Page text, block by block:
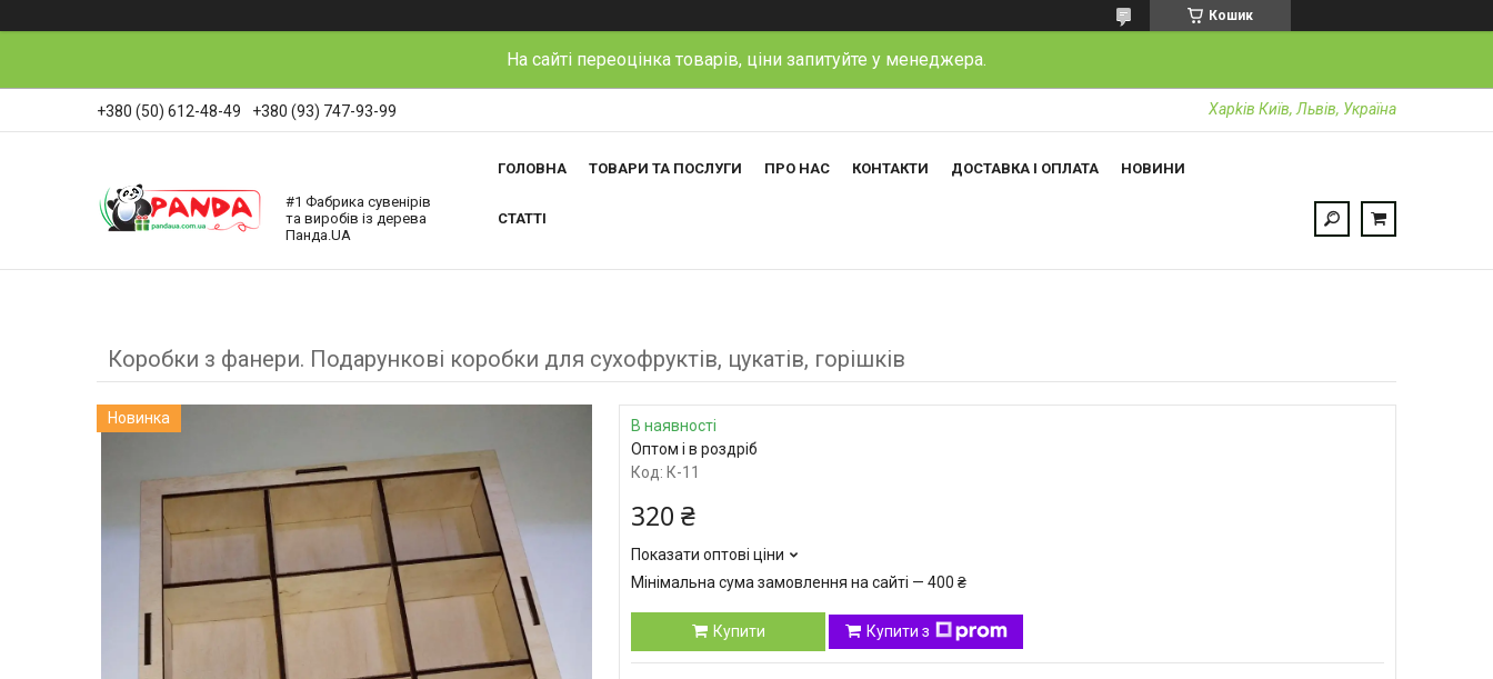
Кошик
На сайті переоцінка товарів, ціни запитуйте у менеджера.
+380 (50) 612-48-49 +380 (93) 747-93-99 Харkiв Київ, Львів, Україна
#1 Фабрика сувенірів
та виробів із дерева
Панда.UA
ГОЛОВНА ТОВАРИ ТА ПОСЛУГИ ПРО НАС КОНТАКТИ ДОСТАВКА І ОПЛАТА НОВИНИ
СТАТТІ
Коробки з фанери. Подарункові коробки для сухофруктів, цукатів, горішків
Новинка
В наявності
Оптом і в роздріб
Код: К-11
320 ₴
Показати оптові ціни
Мінімальна сума замовлення на сайті — 400 ₴
Купити Купити з